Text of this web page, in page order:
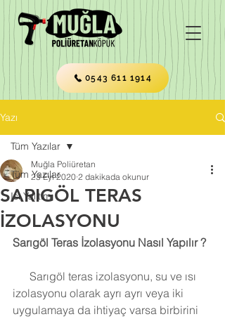
0543 611 1914
Yazı
Tüm Yazılar
Isı Yalıtımı
Tüm Yazılar
SARIGÖL TERAS
İZOLASYONU
Muğla Poliüretan
23 Eyl 2020 2 dakikada okunur
Sarıgöl Teras İzolasyonu Nasıl Yapılır ?
izolasyonu olarak ayrı ayrı veya iki
uygulamaya da ihtiyaç varsa birbirini